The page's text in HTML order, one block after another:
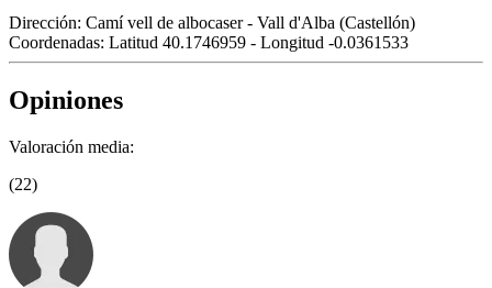
Dirección: Camí vell de albocaser - Vall d'Alba (Castellón)
Coordenadas: Latitud 40.1746959 - Longitud -0.0361533
Opiniones
Valoración media:
(22)